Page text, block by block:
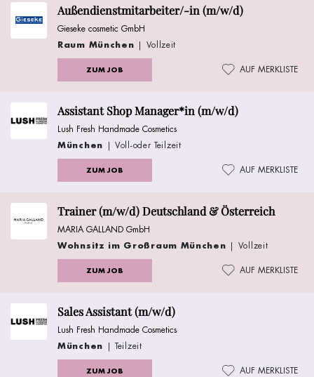
Außendienstmitarbeiter/-in (m/w/d)
Gieseke cosmetic GmbH
Raum München | Vollzeit
ZUM JOB AUF MERKLISTE
Assistant Shop Manager*in (m/w/d)
Lush Fresh Handmade Cosmetics
München | Voll-oder Teilzeit
ZUM JOB AUF MERKLISTE
Trainer (m/w/d) Deutschland & Österreich
MARIA GALLAND GmbH
Wohnsitz im Großraum München | Vollzeit
ZUM JOB AUF MERKLISTE
Sales Assistant (m/w/d)
Lush Fresh Handmade Cosmetics
München | Teilzeit
ZUM JOB AUF MERKLISTE